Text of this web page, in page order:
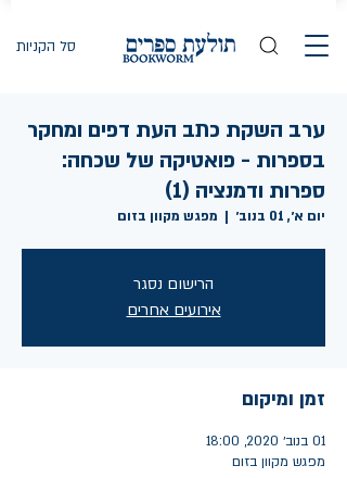
סל הקניות
ערב השקת כתב העת דפים ומחקר
בספרות - פואטיקה של שכחה:
ספרות ודמנציה (1)
יום א׳, 01 בנוב׳
  |
מפגש מקוון בזום
הרישום נסגר
אירועים אחרים
זמן ומיקום
01 בנוב׳ 2020, 18:00
מפגש מקוון בזום